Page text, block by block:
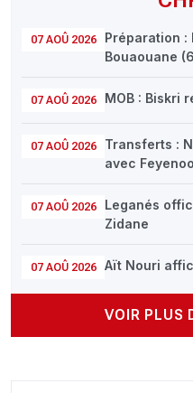
07 AOÛ 2026
Préparation :
Bouaouane
07 AOÛ 2026 MOB : Biskri
07 AOÛ 2026
Transferts :
avec
07 AOÛ 2026
Leganés
Zidane
07 AOÛ 2026 Aït Nouri
VOIR PLUS